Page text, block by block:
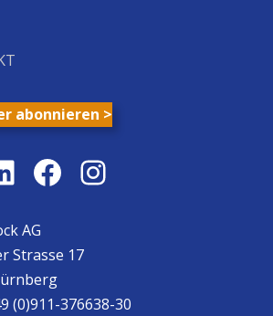
abonnieren >
Facebook
Instagram
AG
Strasse 17
(0)911-376638-30